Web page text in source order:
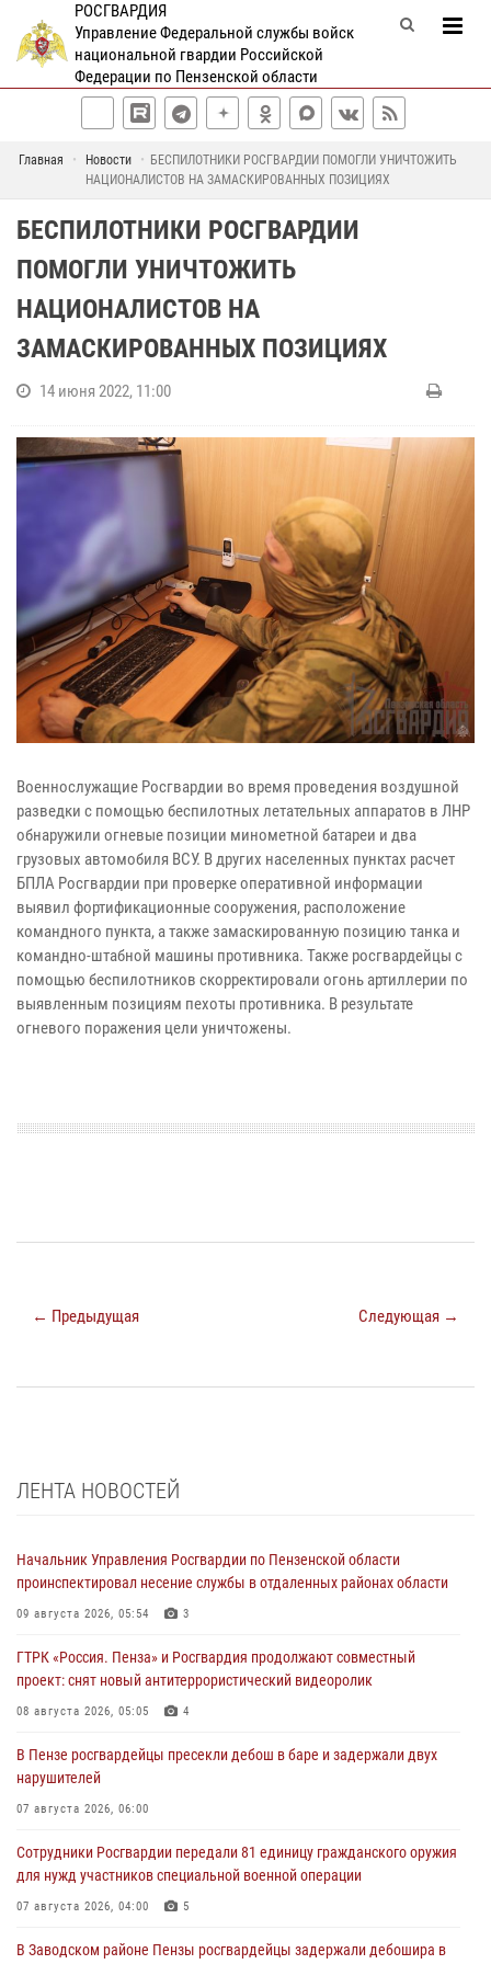
РОСГВАРДИЯ
Управление Федеральной службы войск
национальной гвардии Российской
Федерации по Пензенской области
Главная Новости
БЕСПИЛОТНИКИ РОСГВАРДИИ ПОМОГЛИ УНИЧТОЖИТЬ
НАЦИОНАЛИСТОВ НА ЗАМАСКИРОВАННЫХ ПОЗИЦИЯХ
БЕСПИЛОТНИКИ РОСГВАРДИИ
ПОМОГЛИ УНИЧТОЖИТЬ
НАЦИОНАЛИСТОВ НА
ЗАМАСКИРОВАННЫХ ПОЗИЦИЯХ
14 июня 2022, 11:00
Военнослужащие Росгвардии во время проведения воздушной
разведки с помощью беспилотных летательных аппаратов в ЛНР
обнаружили огневые позиции минометной батареи и два
грузовых автомобиля ВСУ. В других населенных пунктах расчет
БПЛА Росгвардии при проверке оперативной информации
выявил фортификационные сооружения, расположение
командного пункта, а также замаскированную позицию танка и
командно-штабной машины противника. Также росгвардейцы с
помощью беспилотников скорректировали огонь артиллерии по
выявленным позициям пехоты противника. В результате
огневого поражения цели уничтожены.
← Предыдущая Следующая →
ЛЕНТА НОВОСТЕЙ
Начальник Управления Росгвардии по Пензенской области
проинспектировал несение службы в отдаленных районах области
09 августа 2026, 05:54 3
ГТРК «Россия. Пенза» и Росгвардия продолжают совместный
проект: снят новый антитеррористический видеоролик
08 августа 2026, 05:05 4
В Пензе росгвардейцы пресекли дебош в баре и задержали двух
нарушителей
07 августа 2026, 06:00
Сотрудники Росгвардии передали 81 единицу гражданского оружия
для нужд участников специальной военной операции
07 августа 2026, 04:00 5
В Заводском районе Пензы росгвардейцы задержали дебошира в